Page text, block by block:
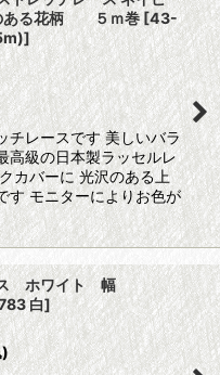
ある花柄 ５ｍ巻[43-
]
チレースです 美しいバラ
高級の日本製ラッセルレ
カバーに 光沢のある上
す モニターによりお色が
ス ホワイト 幅
白]
)